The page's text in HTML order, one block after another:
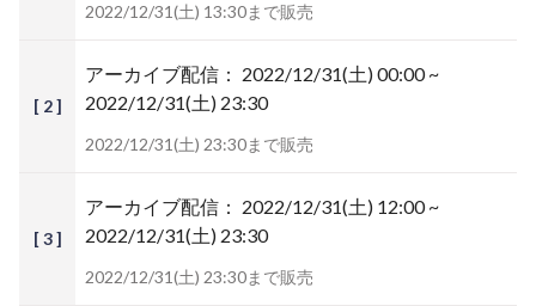
2022/12/31(土) 13:30まで販売
[ 2 ]
アーカイブ配信： 2022/12/31(土) 00:00 ~
2022/12/31(土) 23:30
2022/12/31(土) 23:30まで販売
[ 3 ]
アーカイブ配信： 2022/12/31(土) 12:00 ~
2022/12/31(土) 23:30
2022/12/31(土) 23:30まで販売